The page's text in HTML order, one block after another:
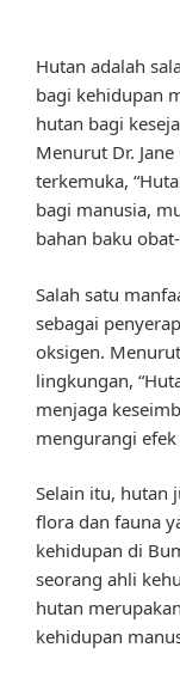
Hutan adalah
bagi kehidupan
hutan bagi
Menurut Dr.
terkemuka,
bagi manusia,
bahan baku
Salah satu
sebagai
oksigen.
lingkungan,
menjaga
mengurangi
Selain itu, hutan
flora dan fauna
kehidupan di
seorang ahli
hutan
kehidupan